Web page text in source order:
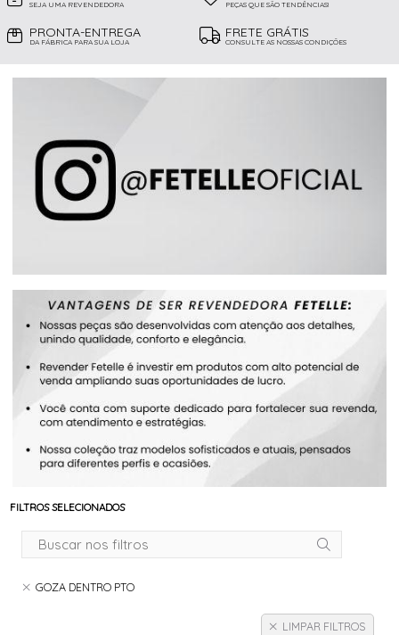
SEJA UMA REVENDEDORA PEÇAS QUE SÃO TENDÊNCIAS!
PRONTA-ENTREGA
DA FÁBRICA PARA SUA LOJA
FRETE GRÁTIS
CONSULTE AS NOSSAS CONDIÇÕES
FILTROS SELECIONADOS
GOZA DENTRO PTO
LIMPAR FILTROS